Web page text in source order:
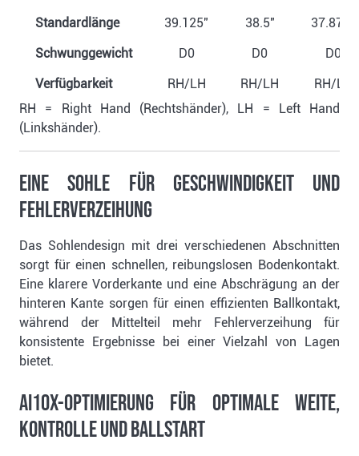
Standardlänge 39.125" 38.5"
37.875"
Schwunggewicht
D0 D0
D0
Verfügbarkeit
RH/LH RH/LH
RH/LH
RH = Right Hand (Rechtshänder), LH = Left Hand
(Linkshänder).
Eine Sohle für Geschwindigkeit und
Fehlerverzeihung
Das Sohlendesign mit drei verschiedenen Abschnitten
sorgt für einen schnellen, reibungslosen Bodenkontakt.
Eine klarere Vorderkante und eine Abschrägung an der
hinteren Kante sorgen für einen effizienten Ballkontakt,
während der Mittelteil mehr Fehlerverzeihung für
konsistente Ergebnisse bei einer Vielzahl von Lagen
bietet.
Ai10x-Optimierung für optimale Weite,
Kontrolle und Ballstart